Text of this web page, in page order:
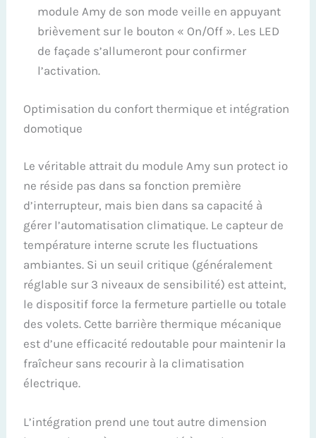
module Amy de son mode veille en appuyant
brièvement sur le bouton « On/Off ». Les LED
de façade s’allumeront pour confirmer
l’activation.
Optimisation du confort thermique et intégration
domotique
Le véritable attrait du module Amy sun protect io
ne réside pas dans sa fonction première
d’interrupteur, mais bien dans sa capacité à
gérer l’automatisation climatique. Le capteur de
température interne scrute les fluctuations
ambiantes. Si un seuil critique (généralement
réglable sur 3 niveaux de sensibilité) est atteint,
le dispositif force la fermeture partielle ou totale
des volets. Cette barrière thermique mécanique
est d’une efficacité redoutable pour maintenir la
fraîcheur sans recourir à la climatisation
électrique.
L’intégration prend une tout autre dimension